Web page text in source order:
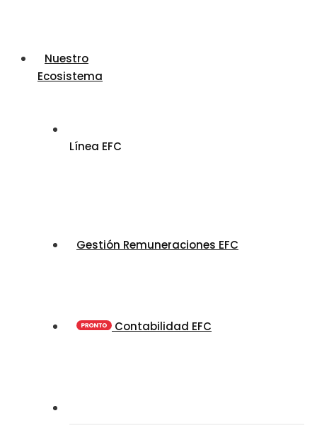
Nuestro
Ecosistema
Línea EFC
Gestión Remuneraciones EFC
Contabilidad EFC